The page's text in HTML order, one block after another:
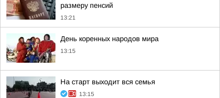
размеру пенсий
13:21
День коренных народов мира
13:15
На старт выходит вся семья
13:15